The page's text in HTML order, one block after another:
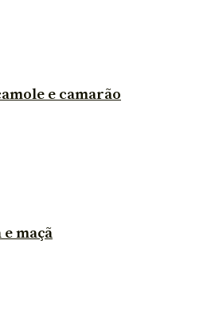
e camarão
maçã